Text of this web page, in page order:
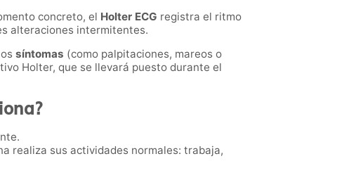
concreto, el Holter ECG registra el ritmo
alteraciones intermitentes.
síntomas (como palpitaciones, mareos o
Holter, que se llevará puesto durante el
realiza sus actividades normales: trabaja,